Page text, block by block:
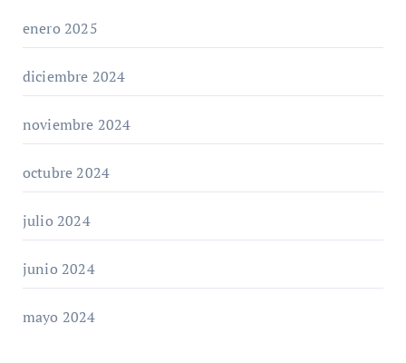
enero 2025
diciembre 2024
noviembre 2024
octubre 2024
julio 2024
junio 2024
mayo 2024